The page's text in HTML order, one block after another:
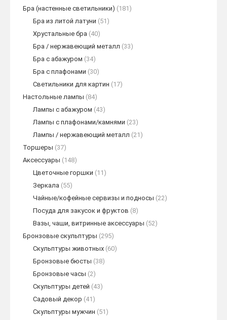
Бра (настенные светильники) (181)
Бра из литой латуни (51)
Хрустальные бра (40)
Бра / нержавеющий металл (33)
Бра с абажуром (34)
Бра с плафонами (30)
Светильники для картин (17)
Настольные лампы (84)
Лампы с абажуром (43)
Лампы с плафонами/камнями (23)
Лампы / нержавеющий металл (21)
Торшеры (37)
Аксессуары (148)
Цветочные горшки (11)
Зеркала (55)
Чайные/кофейные сервизы и подносы (22)
Посуда для закусок и фруктов (8)
Вазы, чаши, витринные аксессуары (52)
Бронзовые скульптуры (295)
Скульптуры животных (60)
Бронзовые бюсты (38)
Бронзовые часы (2)
Скульптуры детей (43)
Садовый декор (41)
Скульптуры мужчин (51)